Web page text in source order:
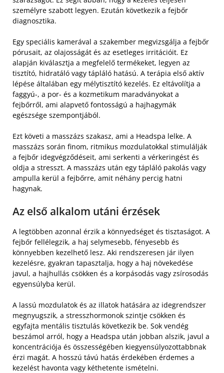
személyre szabott legyen. Ezután következik a fejbőr
diagnosztika.
Egy speciális kamerával a szakember megvizsgálja a fejbőr
pórusait, az olajosságát és az esetleges irritációit. Ez
alapján kiválasztja a megfelelő termékeket, legyen az
tisztító, hidratáló vagy tápláló hatású. A terápia első aktív
lépése általában egy mélytisztító kezelés. Ez eltávolítja a
faggyú-, a por- és a kozmetikum maradványokat a
fejbőrről, ami alapvető fontosságú a hajhagymák
egészsége szempontjából.
Ezt követi a masszázs szakasz, ami a Headspa lelke. A
masszázs során finom, ritmikus mozdulatokkal stimulálják
a fejbőr idegvégződéseit, ami serkenti a vérkeringést és
oldja a stresszt. A masszázs után egy tápláló pakolás vagy
ampulla kerül a fejbőrre, amit néhány percig hatni
hagynak.
Az első alkalom utáni érzések
A legtöbben azonnal érzik a könnyedséget és tisztaságot. A
fejbőr fellélegzik, a haj selymesebb, fényesebb és
könnyebben kezelhető lesz. Aki rendszeresen jár ilyen
kezelésre, gyakran tapasztalja, hogy a haj növekedése
javul, a hajhullás csökken és a korpásodás vagy zsírosodás
egyensúlyba kerül.
A lassú mozdulatok és az illatok hatására az idegrendszer
megnyugszik, a stresszhormonok szintje csökken és
egyfajta mentális tisztulás következik be. Sok vendég
beszámol arról, hogy a Headspa után jobban alszik, javul a
koncentrációja és összességében kiegyensúlyozottabbnak
érzi magát. A hosszú távú hatás érdekében érdemes a
kezelést havonta vagy kéthetente ismételni.